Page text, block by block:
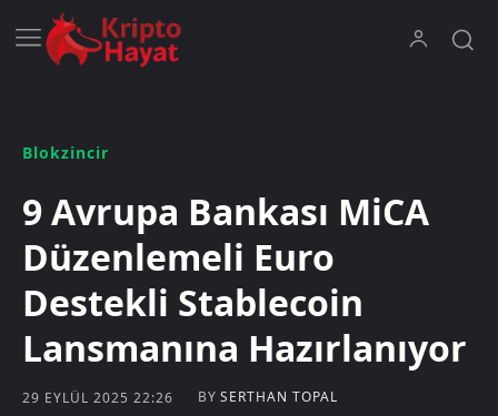
Blokzincir
9 Avrupa Bankası MiCA
Düzenlemeli Euro
Destekli Stablecoin
Lansmanına Hazırlanıyor
29 EYLÜL 2025 22:26 BY SERTHAN TOPAL